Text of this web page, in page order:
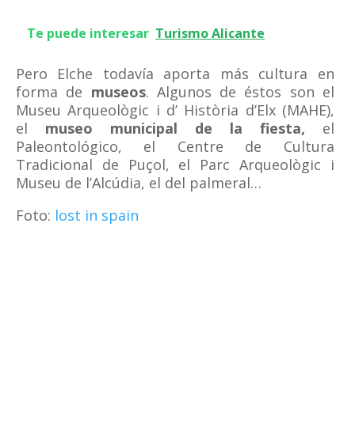
Te puede interesar Turismo Alicante
Pero Elche todavía aporta más cultura en
forma de museos. Algunos de éstos son el
Museu Arqueològic i d’ Història d’Elx (MAHE),
el museo municipal de la fiesta, el
Paleontológico, el Centre de Cultura
Tradicional de Puçol, el Parc Arqueològic i
Museu de l’Alcúdia, el del palmeral…
Foto: lost in spain